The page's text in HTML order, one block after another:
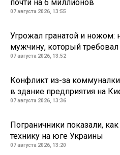
почти на 6 миллионов
07 августа 2026, 13:55
Угрожал гранатой и ножом:
мужчину, который
07 августа 2026, 13:52
Конфликт из-за
в здание предприятия на
07 августа 2026, 13:36
Пограничники показали,
технику на юге Украины
07 августа 2026, 13:20